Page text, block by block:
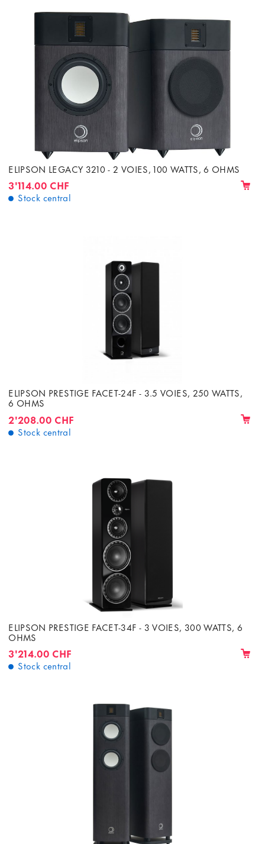
ELIPSON LEGACY 3210 - 2 VOIES, 100 WATTS, 6 OHMS
3'114.00 CHF
Stock central
ELIPSON PRESTIGE FACET-24F - 3.5 VOIES, 250 WATTS,
6 OHMS
2'208.00 CHF
Stock central
ELIPSON PRESTIGE FACET-34F - 3 VOIES, 300 WATTS, 6
OHMS
3'214.00 CHF
Stock central